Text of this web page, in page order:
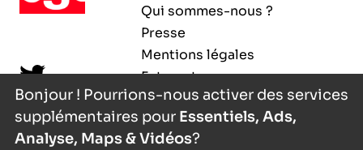
Qui sommes-nous ?
Presse
Mentions légales
Extranet
Bonjour ! Pourrions-nous activer des services
supplémentaires pour Essentiels, Ads,
Analyse, Maps & Vidéos?